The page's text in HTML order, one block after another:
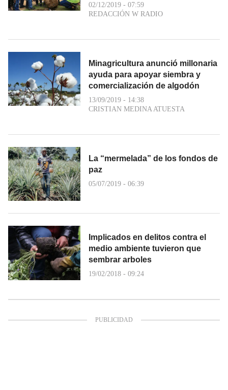
02/12/2019 - 07:59
REDACCIÓN W RADIO
Minagricultura anunció millonaria
ayuda para apoyar siembra y
comercialización de algodón
13/09/2019 - 14:38
CRISTIAN MEDINA ATUESTA
La “mermelada” de los fondos de
paz
05/07/2019 - 06:39
Implicados en delitos contra el
medio ambiente tuvieron que
sembrar arboles
19/02/2018 - 09:24